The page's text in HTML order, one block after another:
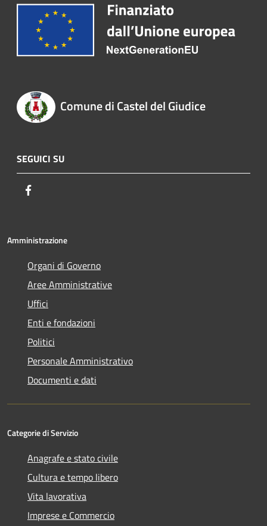
Comune di Castel del Giudice
SEGUICI SU
Amministrazione
Organi di Governo
Aree Amministrative
Uffici
Enti e fondazioni
Politici
Personale Amministrativo
Documenti e dati
Categorie di Servizio
Anagrafe e stato civile
Cultura e tempo libero
Vita lavorativa
Imprese e Commercio